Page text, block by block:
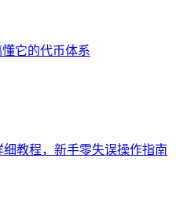
它的代币体系
教程，新手零失误操作指南